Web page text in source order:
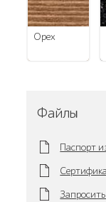
орех
Файлы
Паспорт